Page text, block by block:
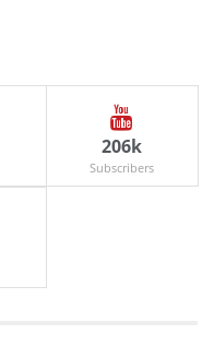
206k
Subscribers